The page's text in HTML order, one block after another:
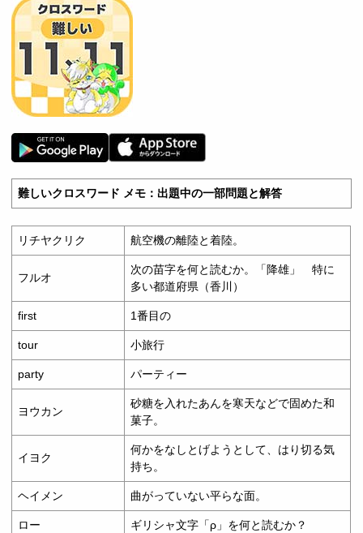
難しいクロスワード メモ：出題中の一部問題と解答
リチヤクリク 航空機の離陸と着陸。
フルオ
次の苗字を何と読むか。「降雄」 特に
多い都道府県（香川）
first 1番目の
tour 小旅行
party パーティー
ヨウカン
砂糖を入れたあんを寒天などで固めた和
菓子。
イヨク
何かをなしとげようとして、はり切る気
持ち。
ヘイメン 曲がっていない平らな面。
ロー ギリシャ文字「ρ」を何と読むか？